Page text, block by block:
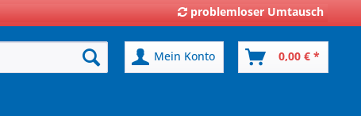
problemloser Umtausch
Mein Konto 0,00 € *